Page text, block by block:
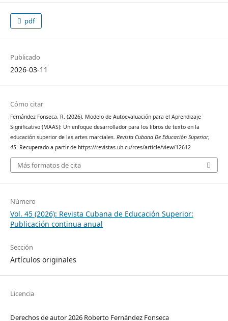
pdf
Publicado
2026-03-11
Cómo citar
Fernández Fonseca, R. (2026). Modelo de Autoevaluación para el Aprendizaje
Significativo (MAAS): Un enfoque desarrollador para los libros de texto en la
educación superior de las artes marciales. Revista Cubana De Educación Superior,
45. Recuperado a partir de https://revistas.uh.cu/rces/article/view/12612
Más formatos de cita
Número
Vol. 45 (2026): Revista Cubana de Educación Superior:
Publicación continua anual
Sección
Artículos originales
Licencia
Derechos de autor 2026 Roberto Fernández Fonseca